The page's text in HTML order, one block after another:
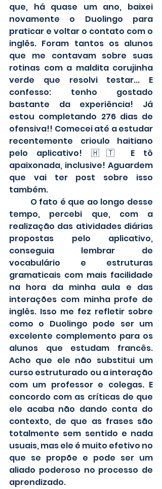
que, há quase um ano, baixei
novamente o Duolingo para
praticar e voltar o contato com o
inglês. Foram tantos os alunos
que me contavam sobre suas
rotinas com a maldita corujinha
verde que resolvi testar... E
confesso: tenho gostado
bastante da experiência! Já
estou completando 276 dias de
ofensiva!! Comecei até a estudar
recentemente crioulo haitiano
pelo aplicativo! 🇭🇹 E tô
apaixonada, inclusive! Aguardem
que vai ter post sobre isso
também.
tempo, percebi que, com a
realização das atividades diárias
propostas pelo aplicativo,
conseguia lembrar de
vocabulário e estruturas
gramaticais com mais facilidade
na hora da minha aula e das
interações com minha profe de
inglês. Isso me fez refletir sobre
como o Duolingo pode ser um
excelente complemento para os
alunos que estudam francês.
Acho que ele não substitui um
curso estruturado ou a interação
com um professor e colegas. E
concordo com as críticas de que
ele acaba não dando conta do
contexto, de que as frases são
totalmente sem sentido e nada
usuais, mas ele é muito efetivo no
que se propõe e pode ser um
aliado poderoso no processo de
aprendizado.